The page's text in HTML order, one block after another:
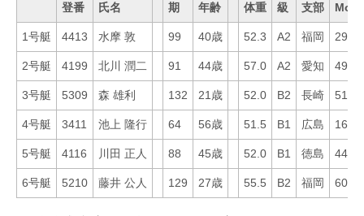
登番 氏名 期 年齢 体重 級 支部 Mo
1号艇 4413 水摩 敦 99 40歳 52.3 A2 福岡 29
2号艇 4199 北川 潤二 91 44歳 57.0 A2 愛知 49
3号艇 5309 森 雄利 132 21歳 52.0 B2 長崎 51
4号艇 3411 池上 隆行 64 56歳 51.5 B1 広島 16
5号艇 4116 川田 正人 88 45歳 52.0 B1 徳島 44
6号艇 5210 藤井 公人 129 27歳 55.5 B2 福岡 60